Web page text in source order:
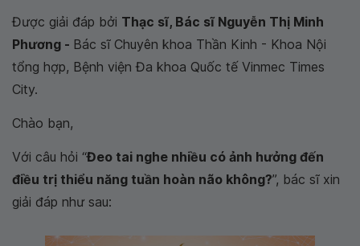
Được giải đáp bởi Thạc sĩ, Bác sĩ Nguyễn Thị Minh
Phương - Bác sĩ Chuyên khoa Thần Kinh - Khoa Nội
tổng hợp, Bệnh viện Đa khoa Quốc tế Vinmec Times
City.
Chào bạn,
Với câu hỏi “Đeo tai nghe nhiều có ảnh hưởng đến
điều trị thiểu năng tuần hoàn não không?”, bác sĩ xin
giải đáp như sau: